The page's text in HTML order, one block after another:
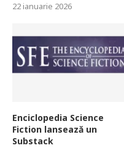
22 ianuarie 2026
Enciclopedia Science
Fiction lansează un
Substack